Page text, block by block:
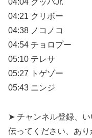
04:21 クリボー
04:38 ノコノコ
04:54 チョロプー
05:10 テレサ
05:27 トゲゾー
05:43 ニンジ
➤ チャンネル登録、
伝ってください、あり